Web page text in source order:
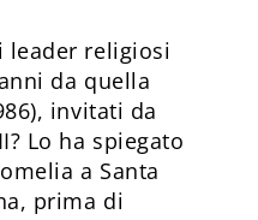
leader religiosi
da quella
invitati da
Lo ha spiegato
a Santa
prima di